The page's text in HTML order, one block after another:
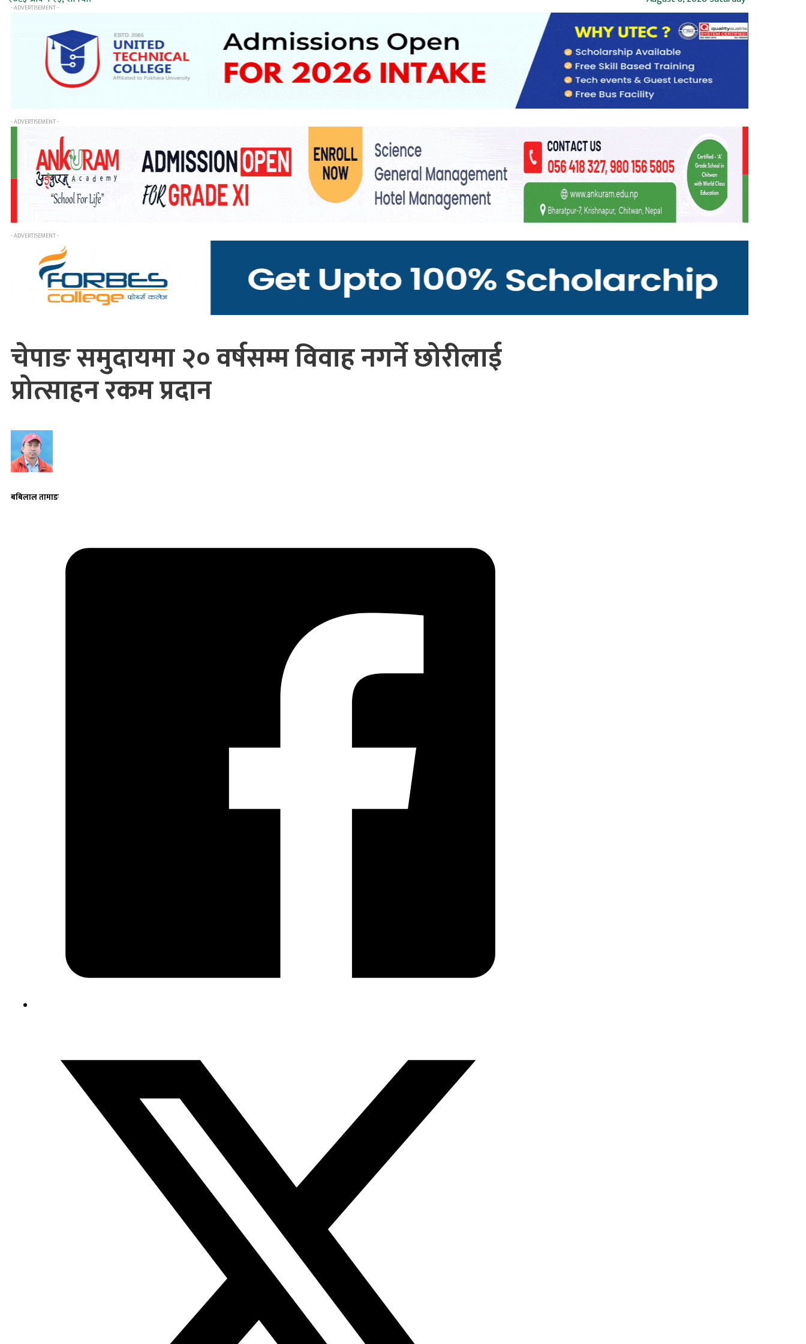
- ADVERTISEMENT -
- ADVERTISEMENT -
- ADVERTISEMENT -
चेपाङ समुदायमा २० वर्षसम्म विवाह नगर्ने छोरीलाई
प्रोत्साहन रकम प्रदान
बबिलाल तामाङ